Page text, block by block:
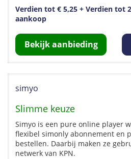
Verdien tot € 5,25 + Verdien tot
aankoop
Bekijk aanbieding
simyo
Slimme keuze
Simyo is een pure online player
flexibel simonly abonnement en
bestellen. Daarbij maken ze
netwerk van KPN.